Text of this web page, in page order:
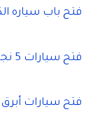
فتح باب سياره
فتح سيارات 5 نجوم الكويت
فتح سيارات